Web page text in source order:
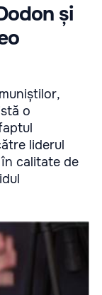
și
o
liderul
calitate de